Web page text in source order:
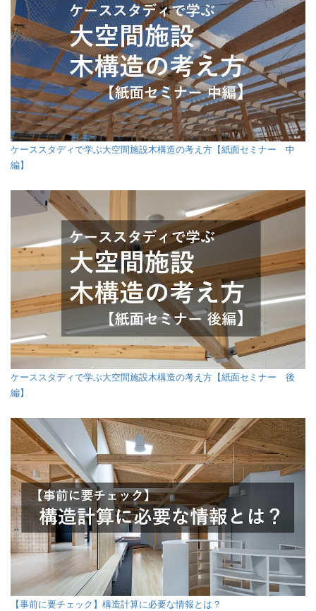
ケーススタディで学ぶ大空間施設木構造の考え方【紙面セミナー 中
編】
ケーススタディで学ぶ大空間施設木構造の考え方【紙面セミナー 後
編】
【事前に要チェック】構造計算に必要な情報とは？